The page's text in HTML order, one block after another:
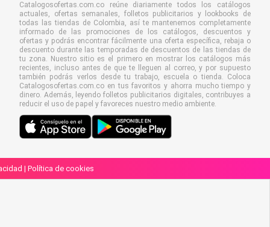
Catalogosofertas.com.co reúne diariamente todos los catálogos
actuales, ofertas semanales, folletos publicitarios y lookbooks de
todas las tiendas de Colombia, así te mantenemos completamente
informado de las promociones de los catálogos, descuentos y
ofertas y podrás encontrar fácilmente una oferta específica, rebaja o
descuento durante las temporadas de descuentos de las tiendas de
tu zona. Nuestro sitio es el primero en mostrar los catálogos más
recientes, incluso antes de que te lleguen al correo, y por supuesto
también podrás verlos desde tu trabajo, escuela o tienda. Coloca
Catalogosofertas.com.co en tus favoritos y ahorra mucho tiempo y
dinero. Además, leyendo folletos publicitarios digitales, contribuyes a
reducir el uso de papel y favoreces nuestro medio ambiente.
| Política de cookies